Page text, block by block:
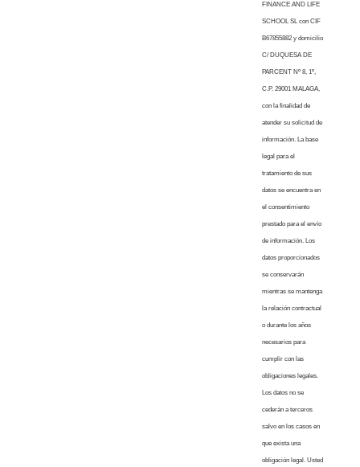
FINANCE AND LIFE
SCHOOL SL con CIF
B67855882 y domicilio
C/ DUQUESA DE
PARCENT Nº 8, 1º,
C.P. 29001 MALAGA,
con la finalidad de
atender su solicitud de
información. La base
legal para el
tratamiento de sus
datos se encuentra en
el consentimiento
prestado para el envío
de información. Los
datos proporcionados
se conservarán
mientras se mantenga
la relación contractual
o durante los años
necesarios para
cumplir con las
obligaciones legales.
Los datos no se
cederán a terceros
salvo en los casos en
que exista una
obligación legal. Usted